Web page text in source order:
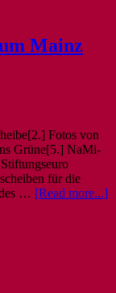
Mainz
Fotos von
Grüne[5.] NaMi-
für die
… [Read more...]